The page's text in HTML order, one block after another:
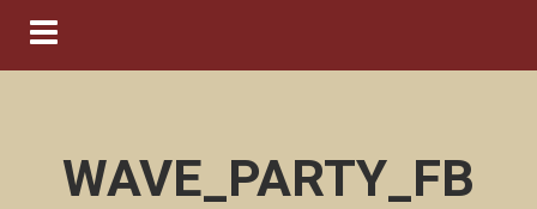
Navigation ein-/ausblenden
WAVE_PARTY_FB